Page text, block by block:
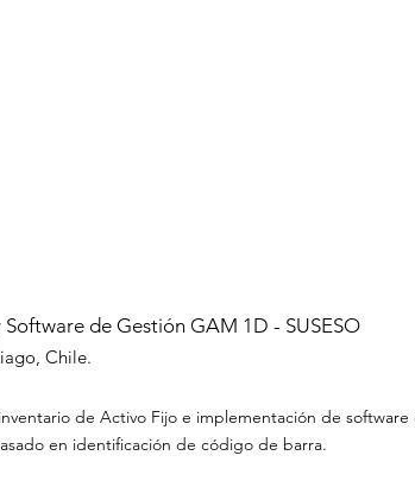
de Gestión GAM 1D - SUSESO
Chile.
de Activo Fijo e implementación de
en identificación de código de barra.